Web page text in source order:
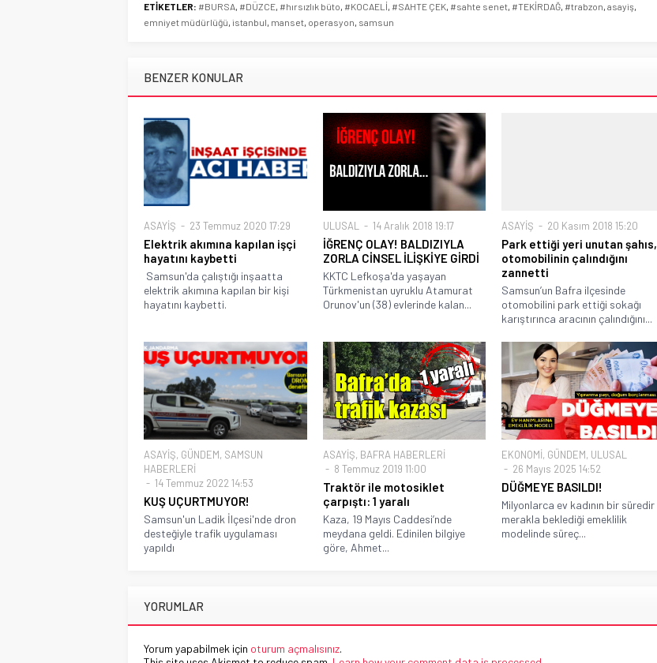
ETİKETLER: #BURSA, #DÜZCE, #hırsızlık büto, #KOCAELİ, #SAHTE ÇEK, #sahte senet, #TEKİRDAĞ, #trabzon, asayiş,
emniyet müdürlüğü, istanbul, manset, operasyon, samsun
BENZER KONULAR
ASAYİŞ 23 Temmuz 2020 17:29
Elektrik akımına kapılan işçi
hayatını kaybetti
Samsun'da çalıştığı inşaatta
elektrik akımına kapılan bir kişi
hayatını kaybetti.
ULUSAL 14 Aralık 2018 19:17
İĞRENÇ OLAY! BALDIZIYLA
ZORLA CİNSEL İLİŞKİYE GİRDİ
KKTC Lefkoşa'da yaşayan
Türkmenistan uyruklu Atamurat
Orunov'un (38) evlerinde kalan...
ASAYİŞ 20 Kasım 2018 15:20
Park ettiği yeri unutan şahıs,
otomobilinin çalındığını
zannetti
Samsun’un Bafra ilçesinde
otomobilini park ettiği sokağı
karıştırınca aracının çalındığını...
ASAYİŞ, GÜNDEM, SAMSUN
HABERLERİ
14 Temmuz 2022 14:53
KUŞ UÇURTMUYOR!
Samsun'un Ladik İlçesi'nde dron
desteğiyle trafik uygulaması
yapıldı
ASAYİŞ, BAFRA HABERLERİ
8 Temmuz 2019 11:00
Traktör ile motosiklet
çarpıştı: 1 yaralı
Kaza, 19 Mayıs Caddesi’nde
meydana geldi. Edinilen bilgiye
göre, Ahmet...
EKONOMİ, GÜNDEM, ULUSAL
26 Mayıs 2025 14:52
DÜĞMEYE BASILDI!
Milyonlarca ev kadının bir süredir
merakla beklediği emeklilik
modelinde süreç...
YORUMLAR
Yorum yapabilmek için oturum açmalısınız.